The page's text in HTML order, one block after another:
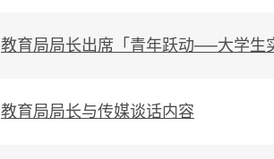
教育局局长出席「青年跃动──大学生
教育局局长与传媒谈话内容